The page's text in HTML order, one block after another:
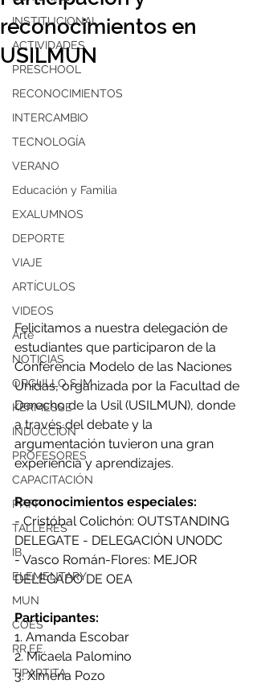
INSTITUCIONAL
ACTIVIDADES
PRESCHOOL
RECONOCIMIENTOS
INTERCAMBIO
TECNOLOGÍA
VERANO
Educación y Familia
EXALUMNOS
DEPORTE
VIAJE
ARTÍCULOS
VIDEOS
Arte
NOTICIAS
ORGULLO SJM
KERMESSE
INDUCCIÓN
PROFESORES
CAPACITACIÓN
PP.FF
TALLERES
IB
ELEMENTARY
MUN
COES
RR.EE.
TIPARTITA
reconocimientos en
USILMUN
Felicitamos a nuestra delegación de
estudiantes que participaron de la
Conferencia Modelo de las Naciones
Unidas, organizada por la Facultad de
Derecho de la Usil (USILMUN), donde
a través del debate y la
argumentación tuvieron una gran
experiencia y aprendizajes.
Reconocimientos especiales:
- Cristóbal Colichón: OUTSTANDING
DELEGATE - DELEGACIÓN UNODC
- Vasco Román-Flores: MEJOR
DELEGADO DE OEA
Participantes:
1. Amanda Escobar
2. Micaela Palomino
3. Ximena Pozo